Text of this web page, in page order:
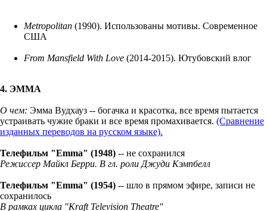
Metropolitan (1990). Использованы мотивы. Современное
США
From Mansfield With Love (2014-2015). Ютубовский влог
4. ЭММА
О чем: Эмма Вудхауз -- богачка и красотка, все время пытается
устраивать чужие браки и все время промахивается. (Сравнение
изданных переводов на русском языке).
Телефильм "Emma" (1948) -- не сохранился
Режиссер Майкл Берри. В гл. роли Джуди Кэмпбелл
Телефильм "Emma" (1954) -- шло в прямом эфире, записи не
сохранилось
В рамках цикла "Kraft Television Theatre"